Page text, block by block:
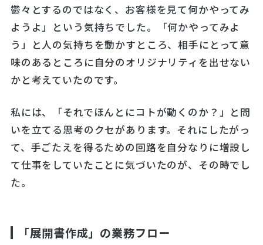
鬱々とするのではなく、お客様を見て何かやってみ
ようよ」という気持ちでした。「何かやってみよ
う」と人の気持ちを動かすところ、相手にとって意
味のあるところに自分のオリジナリティを出せない
かと考えていたのです。
私には、「それでほんとにコトが動くのか？」と問
いを立てる思考のクセがあります。それにしたがっ
て、手ごたえを得るための回路を自分なりに増設し
て仕事をしていたことに気づいたのが、その時でし
た。
「展開書作成」の業務フロー